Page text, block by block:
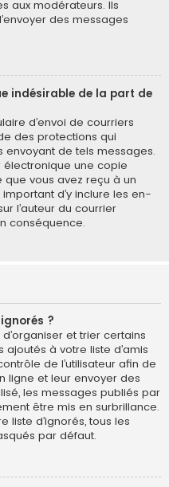
aux modérateurs. Ils
des messages
indésirable de la part de
d’envoi de courriers
des protections qui
de tels messages.
une copie
vous avez reçu à un
d’y inclure les en-
l’auteur du courrier
conséquence.
?
et trier certains
à votre liste d’amis
de l’utilisateur afin de
ligne et leur envoyer des
les messages publiés par
être mis en surbrillance.
liste d’ignorés, tous les
par défaut.